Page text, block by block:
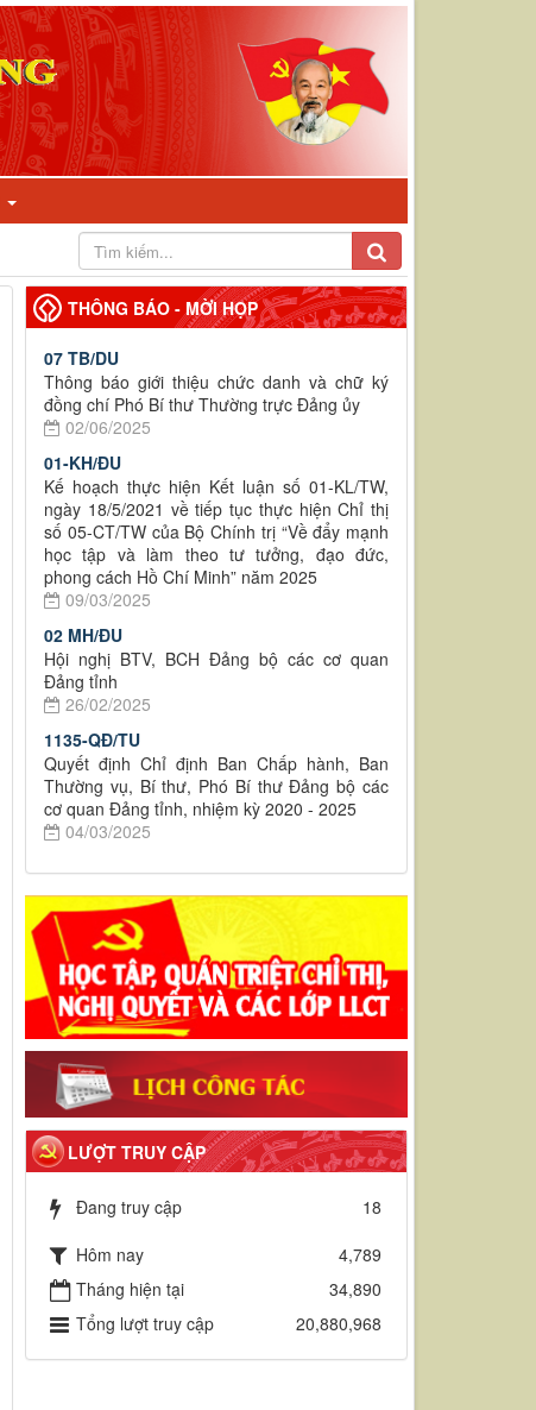
THÔNG BÁO - MỜI HỌP
07 TB/DU
Thông báo giới thiệu chức danh và chữ ký
đồng chí Phó Bí thư Thường trực Đảng ủy
02/06/2025
01-KH/ĐU
Kế hoạch thực hiện Kết luận số 01-KL/TW,
ngày 18/5/2021 về tiếp tục thực hiện Chỉ thị
số 05-CT/TW của Bộ Chính trị “Về đẩy mạnh
học tập và làm theo tư tưởng, đạo đức,
phong cách Hồ Chí Minh” năm 2025
09/03/2025
02 MH/ĐU
Hội nghị BTV, BCH Đảng bộ các cơ quan
Đảng tỉnh
26/02/2025
1135-QĐ/TU
Quyết định Chỉ định Ban Chấp hành, Ban
Thường vụ, Bí thư, Phó Bí thư Đảng bộ các
cơ quan Đảng tỉnh, nhiệm kỳ 2020 - 2025
04/03/2025
LƯỢT TRUY CẬP
Đang truy cập
18
Hôm nay
4,789
Tháng hiện tại
34,890
Tổng lượt truy cập
20,880,968